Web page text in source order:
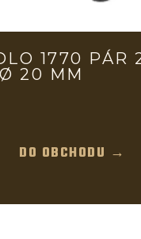
1770 PÁR
20 MM
DO OBCHODU →